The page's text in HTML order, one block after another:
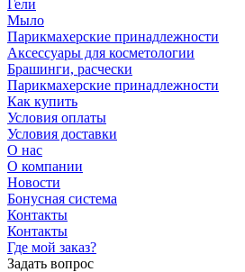
Гели
Мыло
Парикмахерские принадлежности
Аксессуары для косметологии
Брашинги, расчески
Парикмахерские принадлежности
Как купить
Условия оплаты
Условия доставки
О нас
О компании
Новости
Бонусная система
Контакты
Контакты
Где мой заказ?
Задать вопрос